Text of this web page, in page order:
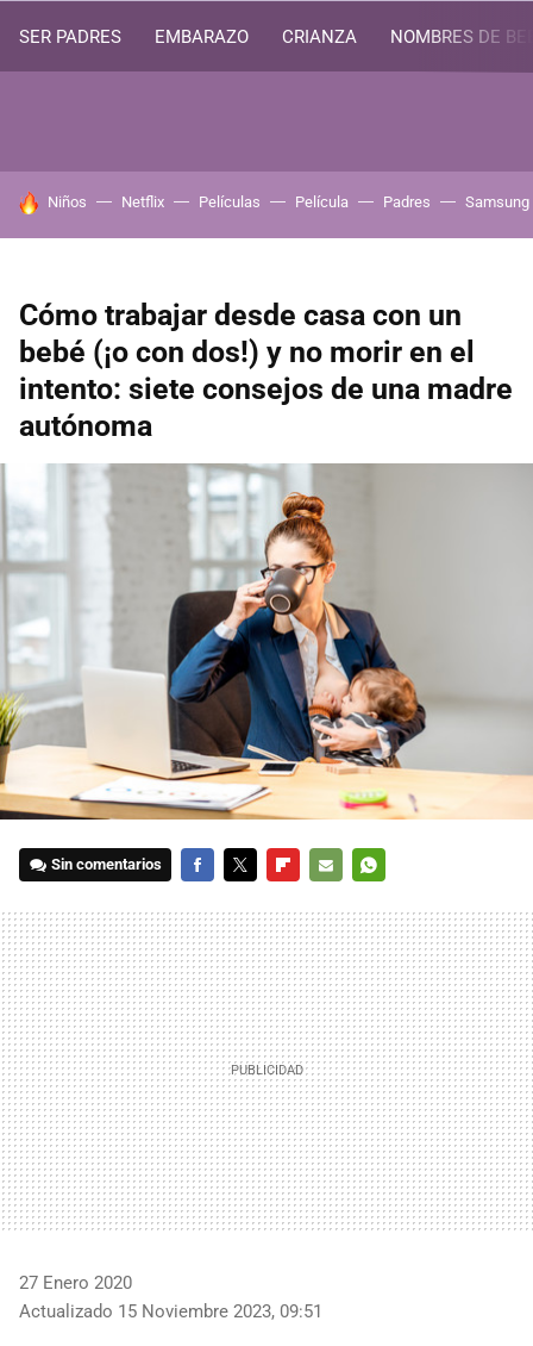
SER PADRES EMBARAZO CRIANZA NOMBRES DE
HOY SE HABLA DE
Niños Netflix Películas Película Padres Samsung
Cómo trabajar desde casa con un
bebé (¡o con dos!) y no morir en el
intento: siete consejos de una madre
autónoma
Sin comentarios
MAIL
27 Enero 2020
Actualizado 15 Noviembre 2023, 09:51